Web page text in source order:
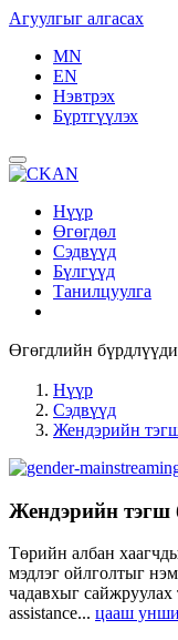
Агуулгыг алгасах
MN
EN
Нэвтрэх
Бүртгүүлэх
Нүүр
Өгөгдөл
Сэдвүүд
Бүлгүүд
Танилцуулга
Өгөгдлийн
Нүүр
Сэдвүүд
Жендэрийн
Жендэрийн тэгш
Төрийн албан
мэдлэг ойлголтыг
чадавхыг
assistance... цааш